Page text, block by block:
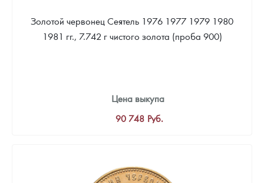
Золотой червонец Сеятель 1976 1977 1979 1980
1981 гг., 7.742 г чистого золота (проба 900)
Цена выкупа
90 748 Руб.